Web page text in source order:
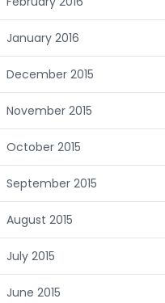
January 2016
December 2015
November 2015
October 2015
September 2015
August 2015
July 2015
June 2015